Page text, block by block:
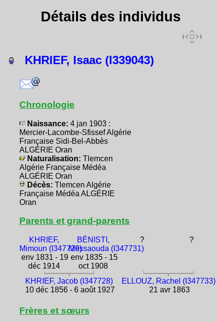
Détails des individus
KHRIEF, Isaac (I339043)
Chronologie
Naissance: 4 jan 1903 :
Mercier-Lacombe-Sfissef Algérie
Française Sidi-Bel-Abbès
ALGÉRIE Oran
Naturalisation: Tlemcen
Algérie Française Médéa
ALGÉRIE Oran
Décès: Tlemcen Algérie
Française Médéa ALGÉRIE
Oran
Parents et grand-parents
KHRIEF,
Mimoun (I347729)
env 1831 - 19
déc 1914
BÉNISTI,
Messaouda (I347731)
env 1835 - 15
oct 1908
? ?
KHRIEF, Jacob (I347728)
10 déc 1856 - 6 août 1927
ELLOUZ, Rachel (I347733)
21 avr 1863
Frères et sœurs